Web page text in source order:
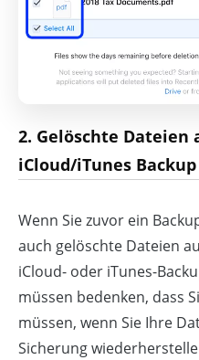
2. Gelöschte Dateien
iCloud/iTunes
Wenn Sie zuvor ein
auch gelöschte Dateien
iCloud- oder iTunes-
müssen bedenken, dass
müssen, wenn Sie Ihre
Sicherung